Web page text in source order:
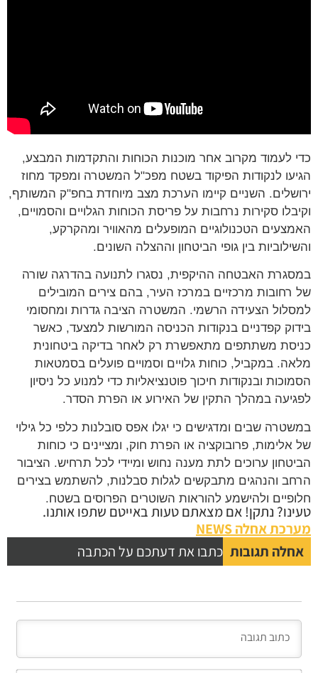
כדי לעמוד מקרוב אחר מוכנות הכוחות והתקדמות המבצע,
הגיעו לנקודות הפיקוד בשטח מפכ"ל המשטרה ומפקד מחוז
ירושלים. השניים קיימו הערכת מצב מיוחדת בחפ"ק המשותף,
וקיבלו סקירות נרחבות על פריסת הכוחות הגלויים והסמויים,
האמצעים הטכנולוגיים המופעלים מהאוויר ומהקרקע,
והשילוביות בין גופי הביטחון וההצלה השונים.
במסגרת האבטחה ההיקפית, נסגרו לתנועה בהדרגה שורה
של רחובות מרכזיים במרכז העיר, בהם צירים המובילים
למסלול הצעידה הרשמי. המשטרה הציבה גדרות ומחסומי
בידוק קפדניים בנקודות הכניסה המורשות למצעד, כאשר
כניסת משתתפים מתאפשרת רק לאחר בדיקה ביטחונית
מלאה. במקביל, כוחות גלויים וסמויים פועלים בסמטאות
הסמוכות ובנקודות חיכוך פוטנציאליות כדי למנוע כל ניסיון
לפגיעה במהלך התקין של האירוע או הפרת הסדר.
במשטרה שבים ומדגישים כי יגלו אפס סובלנות כלפי כל גילוי
של אלימות, פרובוקציה או הפרת חוק, ומציינים כי כוחות
הביטחון ערוכים לתת מענה נחוש ומיידי לכל תרחיש. הציבור
הרחב והנהגים מתבקשים לגלות סבלנות, להשתמש בצירים
חלופיים ולהישמע להוראות השוטרים הפרוסים בשטח.
טעינו? נתקן! אם מצאתם טעות באייטם שתפו אותנו.
מערכת אחלה NEWS
אחלה תגובות כתבו את דעתכם על הכתבה